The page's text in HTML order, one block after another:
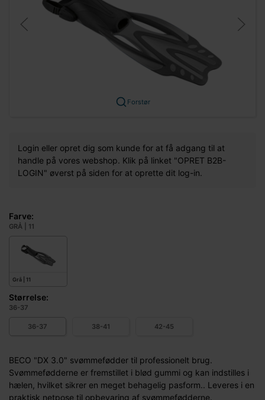
Forstør
Login eller opret dig som kunde for at få adgang til at
handle på vores webshop. Klik på linket "OPRET B2B-
LOGIN" øverst på siden for at oprette dit log-in.
Farve:
GRÅ | 11
Grå | 11
Størrelse:
36-37
36-37 38-41 42-45
BECO "DX 3.0" svømmefødder til professionelt brug.
Svømmefødderne er fremstillet i blød gummi og kan indstilles i
hælen, hvilket sikrer en meget behagelig pasform.. Leveres i en
praktisk netpose til opbevaring af svømmefødderne.